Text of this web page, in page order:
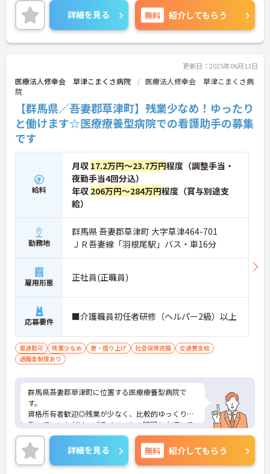
詳細を見る 無料 紹介してもらう
更新日：2025年06月13日
医療法人修幸会 草津こまくさ病院
医療法人修幸会 草津こまくさ病
院
【群馬県／吾妻郡草津町】残業少なめ！ゆったり
と働けます☆医療療養型病院での看護助手の募集
です
給料
月収 17.2万円～23.7万円程度（調整手当・
夜勤手当4回分込）
年収 206万円～284万円程度（賞与別途支
給）
勤務地
群馬県 吾妻郡草津町 大字草津464-701
ＪＲ吾妻線「羽根尾駅」バス・車16分
雇用形態 正社員(正職員)
応募要件 ■介護職員初任者研修（ヘルパー2級）以上
車通勤可 残業少なめ 寮・借り上げ 社会保険完備
交通費支給
退職金制度あり
群馬県吾妻郡草津町に位置する医療療養型病院で
す。
資格所有者歓迎◎残業が少なく、比較的ゆっくりと
働いていいただけ、プライベートの時間も大切にで
きます。
ご興味ある方には、面接対策ポイントなど、さらに
詳細をお話しいたしますのでお気軽にご相談くださ
い！
詳細を見る 無料 紹介してもらう